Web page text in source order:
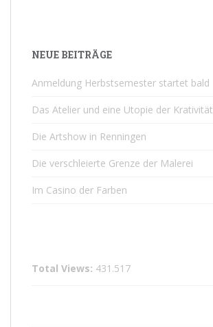
NEUE BEITRÄGE
Anmeldung Herbstsemester startet bald
Das Atelier und eine Utopie der Krativität
Die Artshow in Renningen
Die verschleierte Grenze der Malerei
Im Casino der Farben
Total Views: 431.517